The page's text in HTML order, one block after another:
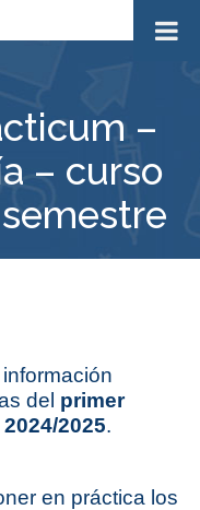
–
– curso
del primer
2025.
en práctica los